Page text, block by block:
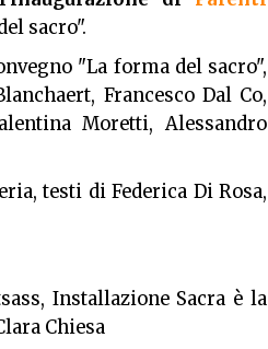
sacro".
"La forma del sacro",
Francesco Dal Co,
Moretti, Alessandro
testi di Federica Di Rosa,
Installazione Sacra è la
Chiesa